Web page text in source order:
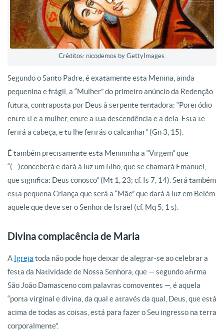
Créditos: nicodemos by GettyImages.
Segundo o Santo Padre, é exatamente esta Menina, ainda
pequenina e frágil, a “Mulher” do primeiro anúncio da Redenção
futura, contraposta por Deus à serpente tentadora: “Porei ódio
entre ti e a mulher, entre a tua descendência e a dela. Esta te
ferirá a cabeça, e tu lhe ferirás o calcanhar” (Gn 3, 15).
É também precisamente esta Menininha a “Virgem” que
“(…)conceberá e dará à luz um filho, que se chamará Emanuel,
que significa: Deus conosco” (Mt 1, 23; cf. Is 7, 14). Será também
esta pequena Criança que será a “Mãe” que dará à luz em Belém
aquele que deve ser o Senhor de Israel (cf. Mq 5, 1 s).
Divina complacência de Maria
A Igreja toda não pode hoje deixar de alegrar-se ao celebrar a
festa da Natividade de Nossa Senhora, que — segundo afirma
São João Damasceno com palavras comoventes —, é aquela
“porta virginal e divina, da qual e através da qual, Deus, que está
acima de todas as coisas, está para fazer o Seu ingresso na terra
corporalmente”.